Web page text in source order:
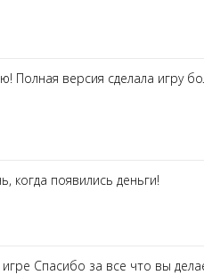
Полная версия сделала игру
когда появились деньги!
Спасибо за все что вы